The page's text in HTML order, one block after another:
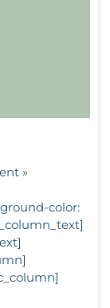
»
color: